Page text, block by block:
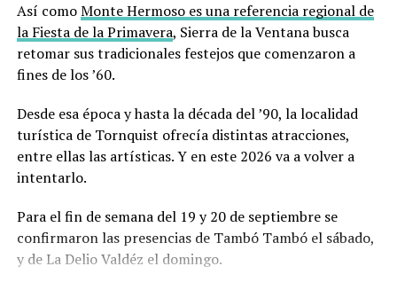
Así comoMonte Hermoso es una referencia regional de
la Fiesta de la Primavera, Sierra de la Ventana busca
retomar sus tradicionales festejos que comenzaron a
fines de los ’60.
Desde esa época y hasta la década del ’90, la localidad
turística de Tornquist ofrecía distintas atracciones,
entre ellas las artísticas. Y en este 2026 va a volver a
intentarlo.
Para el fin de semana del 19 y 20 de septiembre se
confirmaron las presencias de Tambó Tambó el sábado,
y de La Delio Valdéz el domingo.